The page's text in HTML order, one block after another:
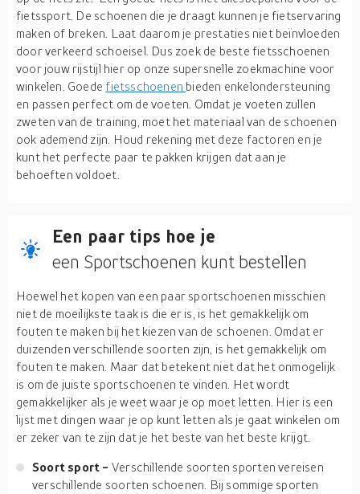
fietssport. De schoenen die je draagt kunnen je fietservaring
maken of breken. Laat daarom je prestaties niet beïnvloeden
door verkeerd schoeisel. Dus zoek de beste fietsschoenen
voor jouw rijstijl hier op onze supersnelle zoekmachine voor
winkelen. Goedefietsschoenen bieden enkelondersteuning
en passen perfect om de voeten. Omdat je voeten zullen
zweten van de training, moet het materiaal van de schoenen
ook ademend zijn. Houd rekening met deze factoren en je
kunt het perfecte paar te pakken krijgen dat aan je
behoeften voldoet.
Een paar tips hoe je
een Sportschoenen kunt bestellen
Hoewel het kopen van een paar sportschoenen misschien
niet de moeilijkste taak is die er is, is het gemakkelijk om
fouten te maken bij het kiezen van de schoenen. Omdat er
duizenden verschillende soorten zijn, is het gemakkelijk om
fouten te maken. Maar dat betekent niet dat het onmogelijk
is om de juiste sportschoenen te vinden. Het wordt
gemakkelijker als je weet waar je op moet letten. Hier is een
lijst met dingen waar je op kunt letten als je gaat winkelen om
er zeker van te zijn dat je het beste van het beste krijgt.
Soort sport - Verschillende soorten sporten vereisen
verschillende soorten schoenen. Bij sommige sporten